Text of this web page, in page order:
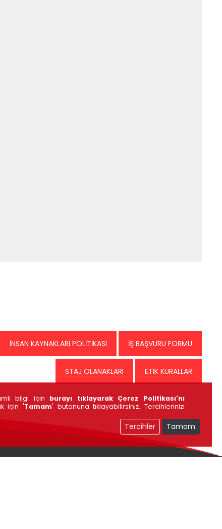
İNSAN KAYNAKLARI POLİTİKASI İŞ BAŞVURU FORMU
STAJ OLANAKLARI ETİK KURALLAR
bilgi için burayı tıklayarak Çerez Politikası'nı
için 'Tamam' butonuna tıklayabilirsiniz. Tercihlerinizi
Tercihler Tamam